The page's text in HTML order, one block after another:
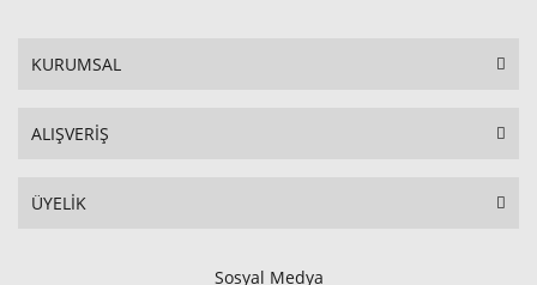
KURUMSAL
ALIŞVERİŞ
ÜYELİK
Sosyal Medya